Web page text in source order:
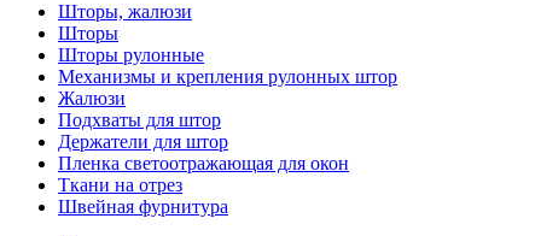
Шторы, жалюзи
Шторы
Шторы рулонные
Механизмы и крепления рулонных штор
Жалюзи
Подхваты для штор
Держатели для штор
Пленка светоотражающая для окон
Ткани на отрез
Швейная фурнитура